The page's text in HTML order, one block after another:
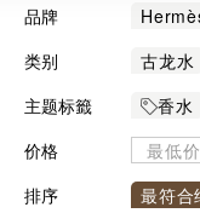
品牌
CLÉ
Loewe
类别
古龙水
香熏精
主题标籤
香水
价格
排序
最符合